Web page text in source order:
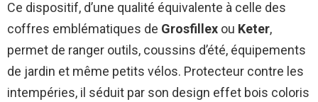
Ce dispositif, d’une qualité équivalente à celle des
coffres emblématiques de Grosfillex ou Keter,
permet de ranger outils, coussins d’été, équipements
de jardin et même petits vélos. Protecteur contre les
intempéries, il séduit par son design effet bois coloris